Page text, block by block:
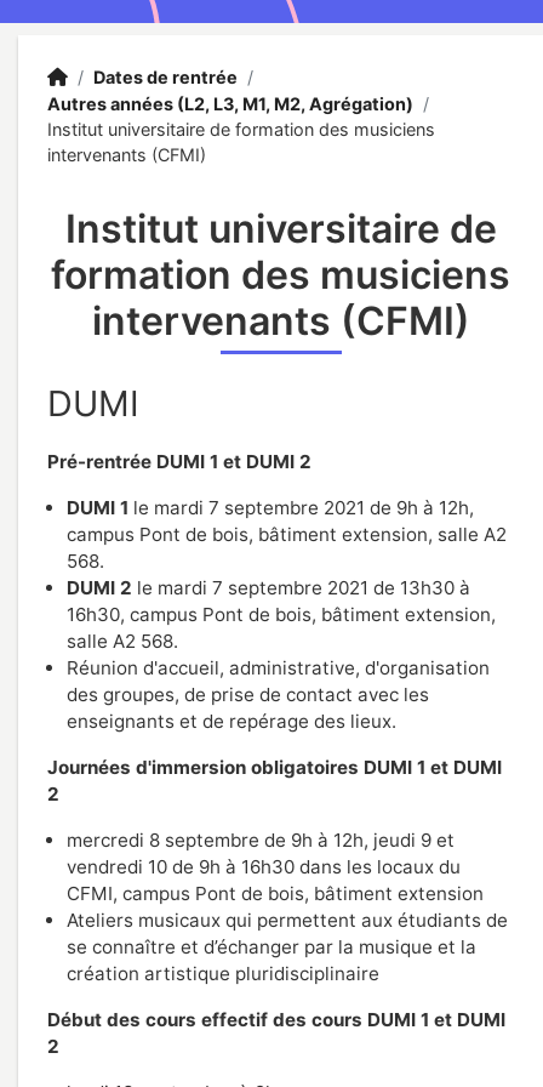
Accueil
Accueil
/ Dates de rentrée /
Autres années (L2, L3, M1, M2, Agrégation) /
Institut universitaire de formation des musiciens
intervenants (CFMI)
Institut universitaire de
formation des musiciens
intervenants (CFMI)
DUMI
Pré-rentrée DUMI 1 et DUMI 2
DUMI 1 le mardi 7 septembre 2021 de 9h à 12h,
campus Pont de bois, bâtiment extension, salle A2
568.
DUMI 2 le mardi 7 septembre 2021 de 13h30 à
16h30, campus Pont de bois, bâtiment extension,
salle A2 568.
Réunion d'accueil, administrative, d'organisation
des groupes, de prise de contact avec les
enseignants et de repérage des lieux.
Journées d'immersion obligatoires DUMI 1 et DUMI
2
mercredi 8 septembre de 9h à 12h, jeudi 9 et
vendredi 10 de 9h à 16h30 dans les locaux du
CFMI, campus Pont de bois, bâtiment extension
Ateliers musicaux qui permettent aux étudiants de
se connaître et d’échanger par la musique et la
création artistique pluridisciplinaire
Début des cours effectif des cours DUMI 1 et DUMI
2